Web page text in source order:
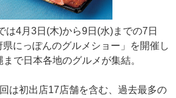
は4月3日(木)から9日(水)までの7日
にっぽんのグルメショー」を開催し
で日本各地のグルメが集結。
は初出店17店舗を含む、過去最多の